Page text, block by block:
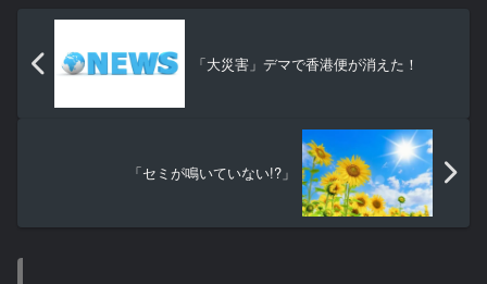
「大災害」デマで香港便が消えた！
「セミが鳴いていない!?」